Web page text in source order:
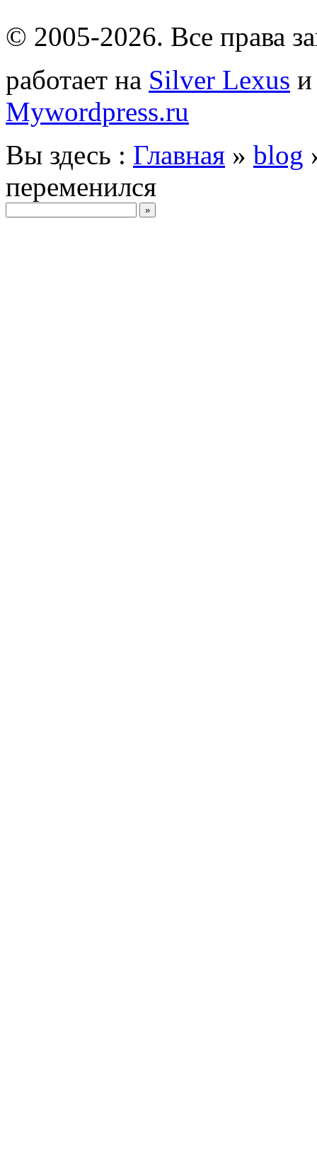
© 2005-2026. Все права
работает на Silver Lexus
Mywordpress.ru
Вы здесь : Главная » blog
переменился